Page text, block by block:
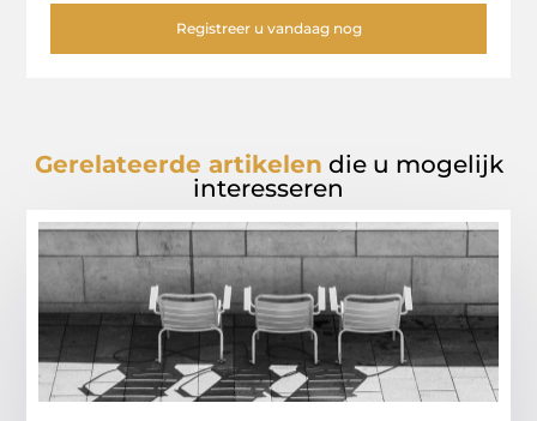
Registreer u vandaag nog
Gerelateerde artikelen die u mogelijk
interesseren